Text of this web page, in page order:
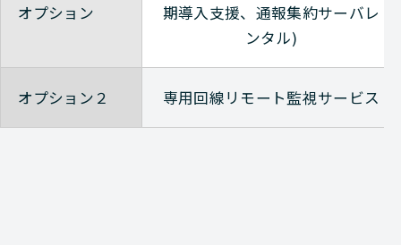
オプション
期導入支援、通報集約サーバレ
ンタル)
オプション２ 専用回線リモート監視サービス